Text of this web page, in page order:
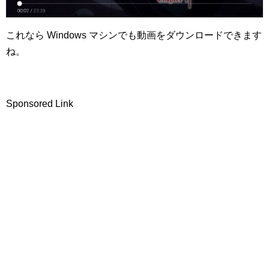
これなら Windows マシンでも動画をダウンロードできます
ね。
Sponsored Link